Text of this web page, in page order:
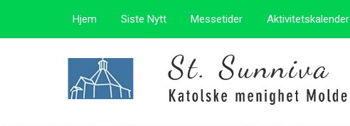
Hjem Siste Nytt Messetider Aktivitetskalender